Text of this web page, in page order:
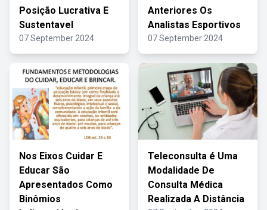
Posição Lucrativa E
Sustentavel
07 September 2024
Anteriores Os
Analistas Esportivos
07 September 2024
Nos Eixos Cuidar E
Educar São
Apresentados Como
Binômios
Teleconsulta é Uma
Modalidade De
Consulta Médica
Realizada A Distância